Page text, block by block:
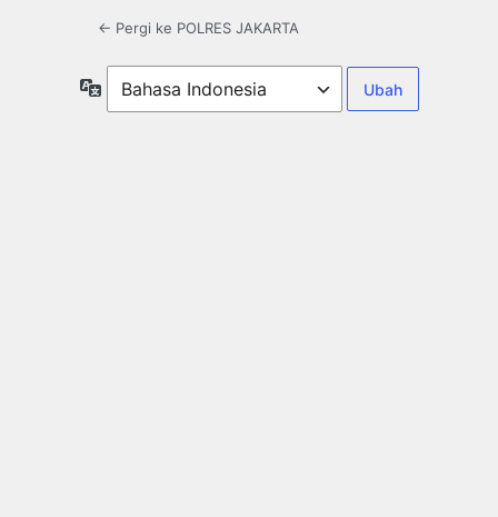
← Pergi ke POLRES JAKARTA
Bahasa